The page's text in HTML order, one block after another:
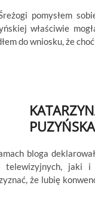
pomysłem
właściwie
do wniosku, że
bloga
telewizyjnych, jaki i
że lubię